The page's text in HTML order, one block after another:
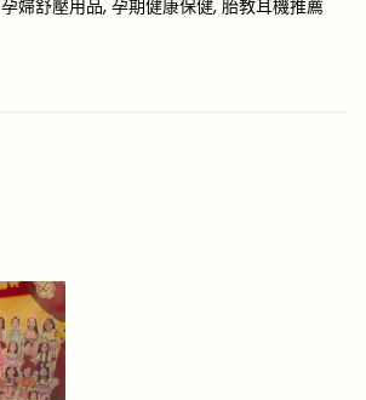
孕婦舒壓用品, 孕期健康保健, 胎教耳機推薦